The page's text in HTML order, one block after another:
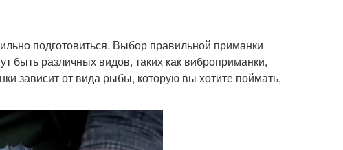
подготовиться. Выбор правильной приманки
различных видов, таких как виброприманки,
зависит от вида рыбы, которую вы хотите поймать,